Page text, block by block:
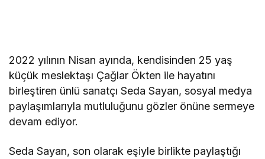
2022 yılının Nisan ayında, kendisinden 25 yaş
küçük meslektaşı Çağlar Ökten ile hayatını
birleştiren ünlü sanatçı Seda Sayan, sosyal medya
paylaşımlarıyla mutluluğunu gözler önüne sermeye
devam ediyor.
Seda Sayan, son olarak eşiyle birlikte paylaştığı